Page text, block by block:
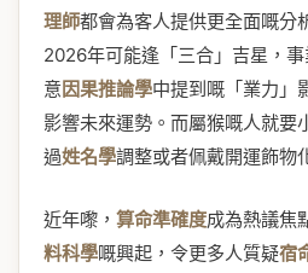
理師都會為客人提供更全面嘅分
2026年可能逢「三合」吉星，
意因果推論學中提到嘅「業力」
影響未來運勢。而屬猴嘅人就要
過姓名學調整或者佩戴開運飾物
近年嚟， 算命準確度成為熱議焦
料科學嘅興起，令更多人質疑宿